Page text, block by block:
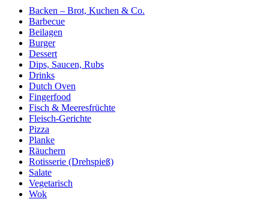
Backen – Brot, Kuchen & Co.
Barbecue
Beilagen
Burger
Dessert
Dips, Saucen, Rubs
Drinks
Dutch Oven
Fingerfood
Fisch & Meeresfrüchte
Fleisch-Gerichte
Pizza
Planke
Räuchern
Rotisserie (Drehspieß)
Salate
Vegetarisch
Wok